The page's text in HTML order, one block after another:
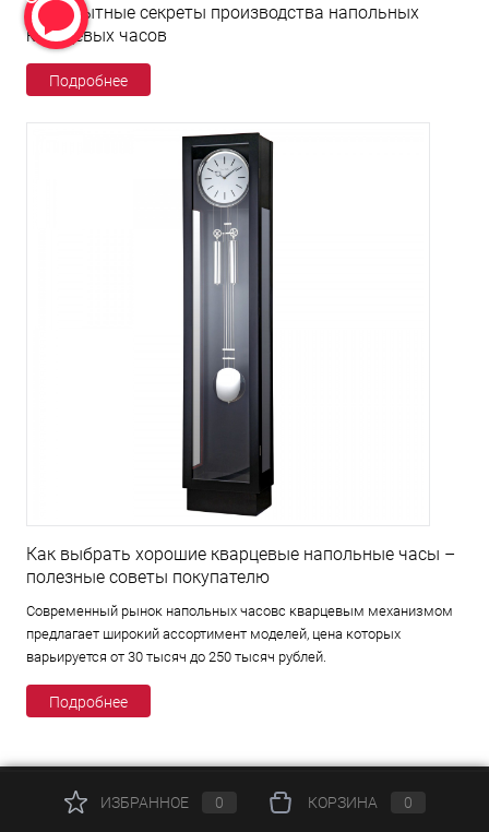
Любопытные секреты производства напольных
кварцевых часов
Подробнее
Как выбрать хорошие кварцевые напольные часы –
полезные советы покупателю
Современный рынок напольных часовс кварцевым механизмом
предлагает широкий ассортимент моделей, цена которых
варьируется от 30 тысяч до 250 тысяч рублей.
Подробнее
ИЗБРАННОЕ 0 КОРЗИНА 0